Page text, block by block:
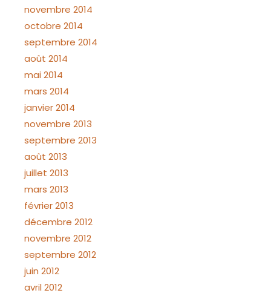
novembre 2014
octobre 2014
septembre 2014
août 2014
mai 2014
mars 2014
janvier 2014
novembre 2013
septembre 2013
août 2013
juillet 2013
mars 2013
février 2013
décembre 2012
novembre 2012
septembre 2012
juin 2012
avril 2012